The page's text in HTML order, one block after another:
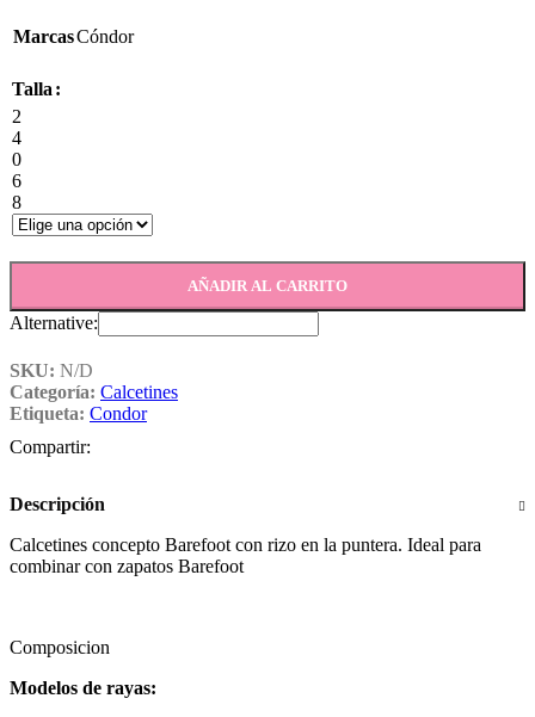
MarcasCóndor
Talla
2
4
0
6
8
AÑADIR AL CARRITO
Alternative:
SKU: N/D
Categoría: Calcetines
Etiqueta: Condor
Compartir:
Descripción
Calcetines concepto Barefoot con rizo en la puntera. Ideal para
combinar con zapatos Barefoot
Composicion
Modelos de rayas: